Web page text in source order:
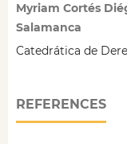
Myriam Cortés
Salamanca
Catedrática de
REFERENCES